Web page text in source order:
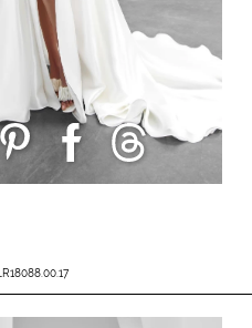
LR18088.00.17